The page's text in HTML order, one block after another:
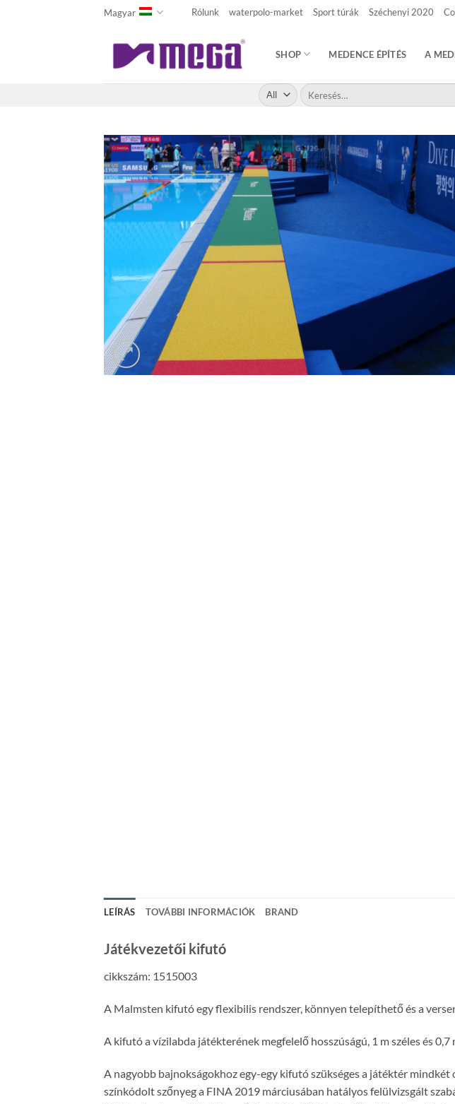
Magyar Rólunk waterpolo-market Sport túrák Széchenyi 2020
SHOP MEDENCE ÉPÍTÉS A
Keresés
a
LEÍRÁS TOVÁBBI INFORMÁCIÓK BRAND
Játékvezetői kifutó
cikkszám: 1515003
A Malmsten kifutó egy flexibilis rendszer, könnyen telepíthető és a
A kifutó a vízilabda játékterének megfelelő hosszúságú, 1 m széles és 0,7
A nagyobb bajnokságokhoz egy-egy kifutó szükséges a játéktér
színkódolt szőnyeg a FINA 2019 márciusában hatályos felülvizsgált